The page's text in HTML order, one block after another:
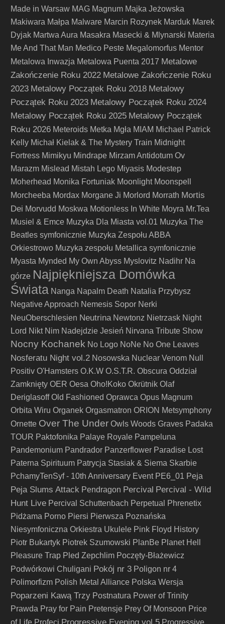
Made in Warsaw MAG Magnum Majka Jeżowska
Makiwara Małpa Malware Marcin Rozynek Marduk Marek
Dyjak Martwa Aura Masakra Masecki & Mlynarski Materia
Me And That Man Medico Peste Megalomorfus Mentor
Metalowa Inwazja Metalowa Puenta 2017 Metalowe
Zakończenie Roku 2022 Metalowe Zakończenie Roku
2023 Metalowy Początek Roku 2018 Metalowy
Początek Roku 2023 Metalowy Początek Roku 2024
Metalowy Początek Roku 2025 Metalowy Początek
Roku 2026 Meteroids Metka Mgła MIAM Michael Patrick
Kelly Michał Kielak & The Mystery Train Midnight
Fortress Mimikyu Mindrape Mirzam Antidotum Ov
Marazm Mislead Mistah Lego Miyasis Modestep
Moherhead Monika Fortuniak Moonlight Moonspell
Morcheeba Mordax Morgane Ji Morlord Morrath Mortis
Dei Morvudd Moskwa Motionless In White Moyra Mr.Tea
Musiel & Emce Muzyka Dla Miasta vol.01 Muzyka The
Beatles symfonicznie Muzyka Zespołu ABBA
Orkiestrowo Muzyka zespołu Metallica symfonicznie
Myasta Mynded My Own Abyss Myslovitz Nadihr Na
górze Najpiękniejsza Domówka
Świata Nanga Napalm Death Natalia Przybysz
Negative Approach Nemesis Sopor Nerki
NeuOberschlesien Neutrina Newtonz Nietrzask Night
Lord Nikt Nim Nadejdzie Jesień Nirvana Tribute Show
Nocny Kochanek No Logo NoNe No One Leaves
Nosferatu Night vol.2 Nosowska Nuclear Venom Null
Positiv O'Hamsters O.K.W O.S.T.R. Obscura Oddział
Zamknięty OER Oesa Oho!Koko Okrütnik Olaf
Deriglasoff Old Fashioned Oprawca Opus Magnum
Orbita Wiru Organek Orgasmatron ORION Metsymphony
Ornette Over The Under Owls Woods Graves Padaka
TOUR Paktofonika Palaye Royale Pampeluna
Pandemonium Pandrador Panzerflower Paradise Lost
Paterna Spirituum Patrycja Stasiak & Siema Skarbie
PchamyTenSyf - 10th Anniversary Event PE6_01 Peja
Peja Slums Attack Pendragon Percival Percival - Wild
Hunt Live Percival Schuttenbach Perpetual
Phrenetix
Pidżama Porno Piersi Pierwsza Poznańska
Niesymfoniczna Orkiestra Ukulele Pink Floyd History
Piotr Bukartyk Piotrek Szumowski PlanBe Planet Hell
Pleasure Trap Pled Zepchlim Poczęty-Błażewicz
Podwórkowi Chuligani Pokój nr 3 Poligon nr 4
Polimorfizm Polish Metal Alliance Polska Wersja
Poparzeni Kawą Trzy Postnatura Power of Trinity
Prawda Pray for Pain Pretensje Prey Of Monsoon Price
of Life Profeci Progressive Evening vol.5 Progressive